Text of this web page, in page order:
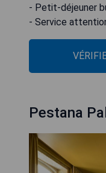
- Petit-déjeuner
- Service
Pestana